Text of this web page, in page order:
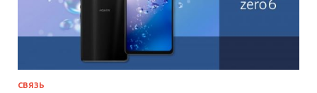
СВЯЗЬ